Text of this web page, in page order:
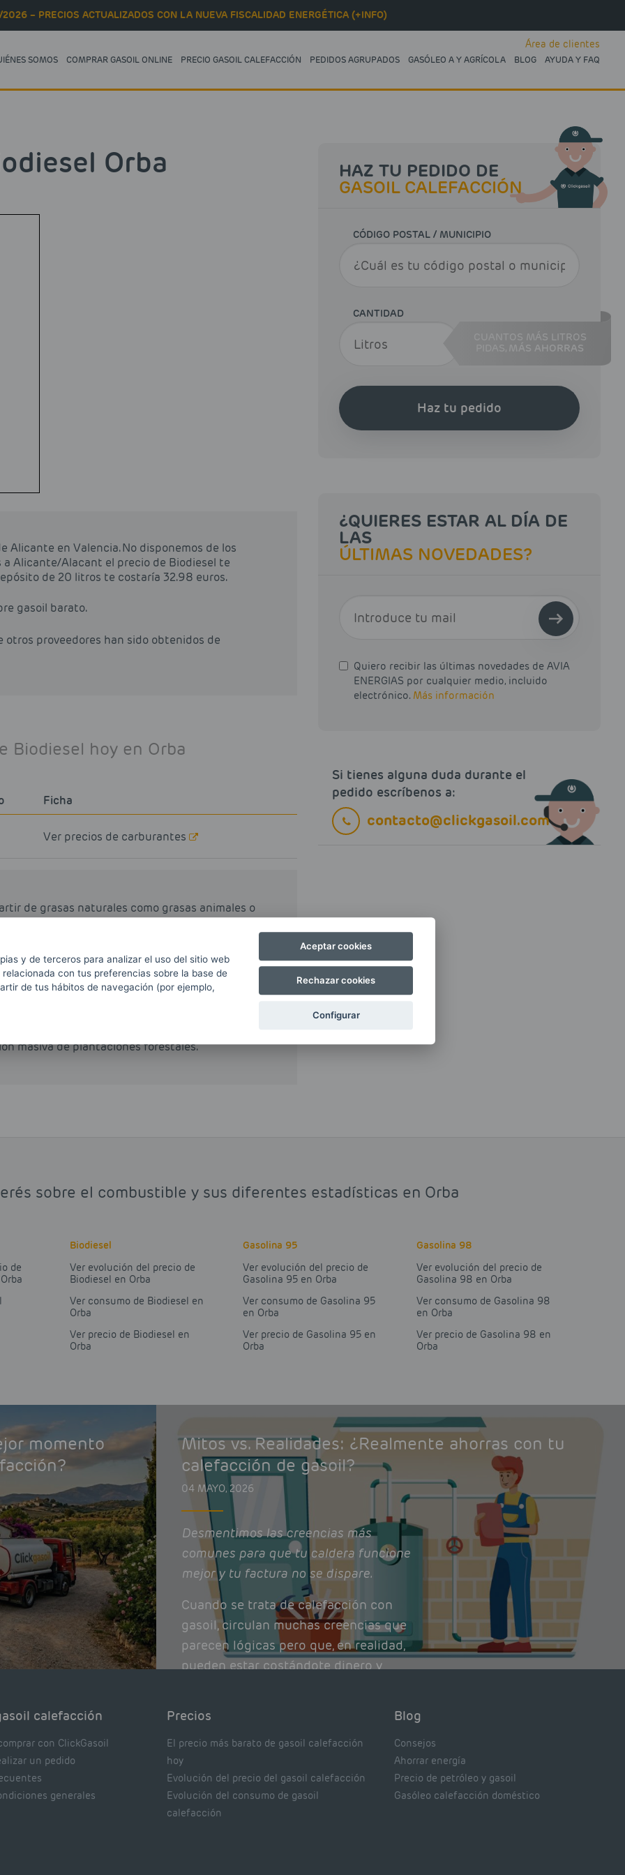
– PRECIOS ACTUALIZADOS CON LA NUEVA FISCALIDAD ENERGÉTICA (+INFO)
SOMOS COMPRAR GASOIL ONLINE PRECIO GASOIL CALEFACCIÓN PEDIDOS AGRUPADOS GASÓLEO A Y AGRÍCOLA BLOG AYUDA Y FAQ
Área de clientes
Orba
Alicante en Valencia. No disponemos de los
Alicante/Alacant el precio de Biodiesel te
de 20 litros te costaría 32.98 euros.
gasoil barato.
otros proveedores han sido obtenidos de
Biodiesel hoy en Orba
Ficha
Ver precios de carburantes
de grasas naturales como grasas animales o
industriales de esterificación y
total del petrodiésel o gasóleo obtenido a
de forma muy notable las emisiones
de carbono y otros hidrocarburos volátiles.
que argumentan que el proceso de
masiva de plantaciones forestales.
HAZ TU PEDIDO DE
GASOIL CALEFACCIÓN
CÓDIGO POSTAL / MUNICIPIO
CANTIDAD
CUANTOS MÁS LITROS
MÁS AHORRAS
Haz tu pedido
¿QUIERES ESTAR AL DÍA DE
LAS
ÚLTIMAS NOVEDADES?
Quiero recibir las últimas novedades de AVIA
ENERGIAS por cualquier medio, incluido
electrónico. Más información
Si tienes alguna duda durante el
pedido escríbenos a:
contacto@clickgasoil.com
sobre el combustible y sus diferentes estadísticas en Orba
de
Biodiesel
Ver evolución del precio de
Biodiesel en Orba
Ver consumo de Biodiesel en
Orba
Ver precio de Biodiesel en
Orba
Gasolina 95
Ver evolución del precio de
Gasolina 95 en Orba
Ver consumo de Gasolina 95
en Orba
Ver precio de Gasolina 95 en
Orba
Gasolina 98
Ver evolución del precio de
Gasolina 98 en Orba
Ver consumo de Gasolina 98
en Orba
Ver precio de Gasolina 98 en
Orba
momento
Mitos vs. Realidades: ¿Realmente ahorras con tu
calefacción de gasoil?
04 MAYO, 2026
Desmentimos las creencias más
comunes para que tu caldera funcione
mejor y tu factura no se dispare.
Cuando se trata de calefacción con
gasoil, circulan muchas creencias que
parecen lógicas pero que, en realidad,
pueden estar costándote dinero y
calefacción
con ClickGasoil
un pedido
generales
Precios
El precio más barato de gasoil calefacción
hoy
Evolución del precio del gasoil calefacción
Evolución del consumo de gasoil
calefacción
Blog
Consejos
Ahorrar energía
Precio de petróleo y gasoil
Gasóleo calefacción doméstico
y de terceros para analizar el uso del sitio web
con tus preferencias sobre la base de
de tus hábitos de navegación (por ejemplo,
Aceptar cookies
Rechazar cookies
Configurar